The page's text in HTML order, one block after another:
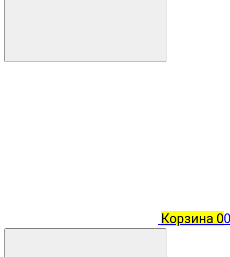
Корзина 0